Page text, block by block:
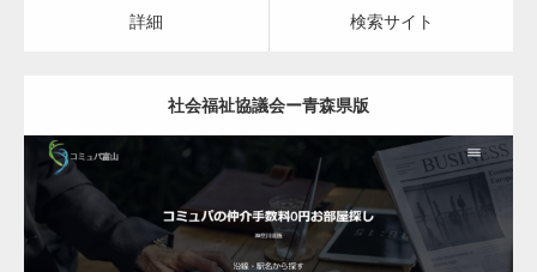
詳細 検索サイト
社会福祉協議会ー青森県版
更新日： 2023.03.10